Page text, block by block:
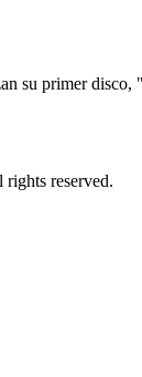
su primer
rights reserved.